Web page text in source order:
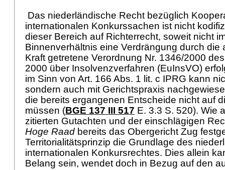
Das niederländische Recht bezüglich
internationalen Konkurssachen ist nicht
dieser Bereich auf Richterrecht, soweit nicht
Binnenverhältnis eine Verdrängung durch die
Kraft getretene Verordnung Nr. 1346/2000
2000 über Insolvenzverfahren (EuInsVO)
im Sinn von Art. 166 Abs. 1 lit. c IPRG kann
sondern auch mit Gerichtspraxis
die bereits ergangenen Entscheide nicht auf
müssen (BGE 137 III 517 E. 3.3 S. 520). Wie
zitierten Gutachten und der einschlägigen
Hoge Raad bereits das Obergericht Zug
Territorialitätsprinzip die Grundlage des
internationalen Konkursrechtes. Dies allein
Belang sein, wendet doch in Bezug auf den